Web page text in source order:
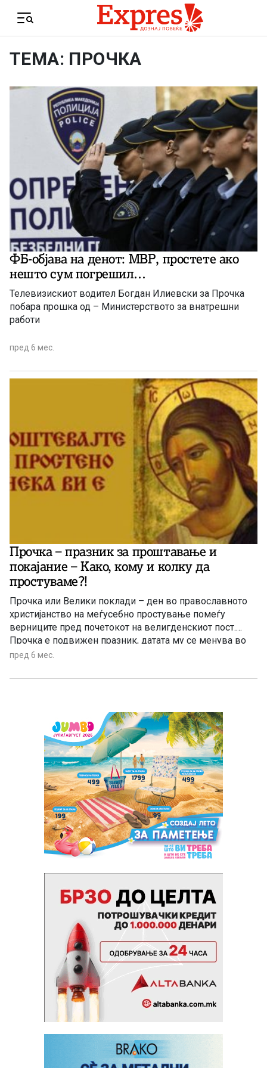
Menu
ТЕМА: ПРОЧКА
ФБ-објава на денот: МВР, простете ако
нешто сум погрешил…
Телевизискиот водител Богдан Илиевски за Прочка
побара прошка од – Министерството за внатрешни
работи
пред 6 мес.
Прочка – празник за проштавање и
покајание – Како, кому и колку да
простуваме?!
Прочка или Велики поклади – ден во православното
христијанство на меѓусебно простување помеѓу
верниците пред почетокот на велигденскиот пост.
Прочка е подвижен празник, датата му се менува во
зависност од датата на Велигден, и секогаш е точно на
една од манифестациите на искрената и
пред 6 мес.